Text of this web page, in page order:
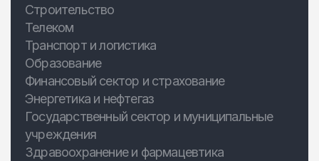
Строительство
Телеком
Транспорт и логистика
Образование
Финансовый сектор и страхование
Энергетика и нефтегаз
Государственный сектор и муниципальные
учреждения
Здравоохранение и фармацевтика